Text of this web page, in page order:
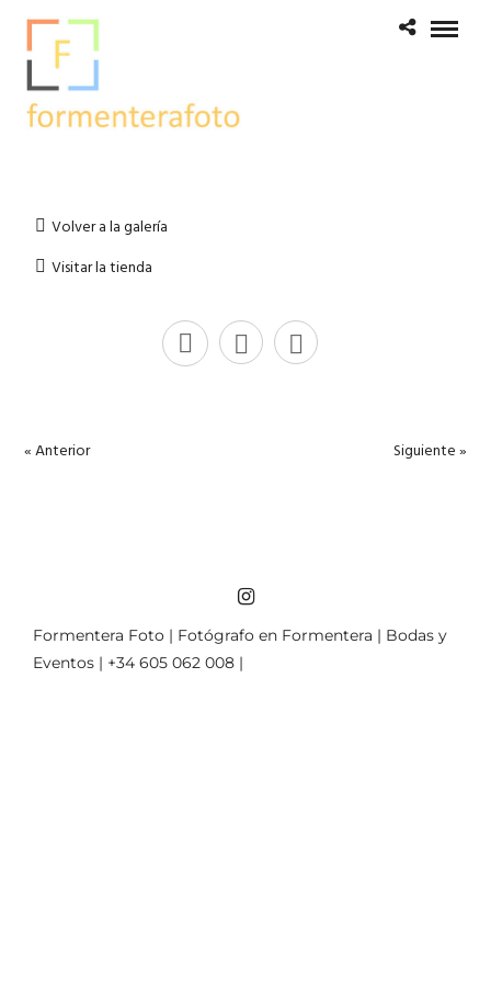
Volver a la galería
Visitar la tienda
« Anterior Siguiente »
Formentera Foto | Fotógrafo en Formentera | Bodas y
Eventos | +34 605 062 008 |